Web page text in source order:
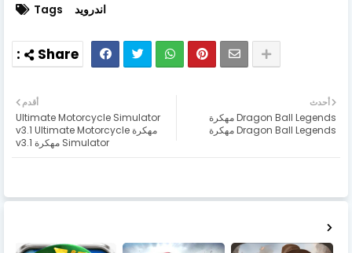
Tags اندرويد
أحدث
Dragon Ball Legends مهكرة
Dragon Ball Legends مهكرة
أقدم
Ultimate Motorcycle Simulator
مهكرة v3.1 Ultimate Motorcycle
Simulator مهكرة v3.1